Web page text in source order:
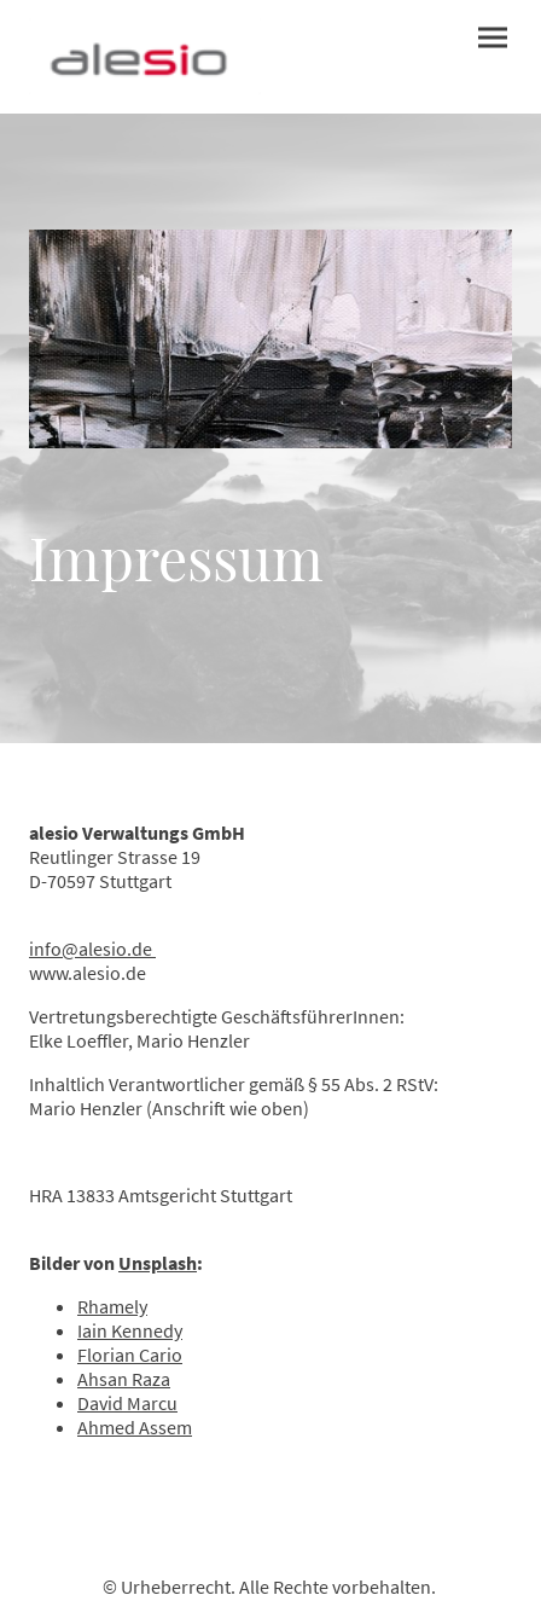
Impressum
alesio Verwaltungs GmbH
Reutlinger Strasse 19
D-70597 Stuttgart
info@alesio.de
www.alesio.de
Vertretungsberechtigte GeschäftsführerInnen:
Elke Loeffler, Mario Henzler
Inhaltlich Verantwortlicher gemäß § 55 Abs. 2 RStV:
Mario Henzler (Anschrift wie oben)
HRA 13833 Amtsgericht Stuttgart
Bilder von Unsplash:
Rhamely
Iain Kennedy
Florian Cario
Ahsan Raza
David Marcu
Ahmed Assem
© Urheberrecht. Alle Rechte vorbehalten.